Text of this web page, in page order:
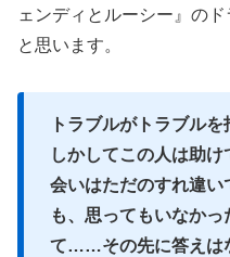
ェンディとルーシー』の
と思います。
トラブルがトラブル
しかしてこの人は助
会いはただのすれ違
も、思ってもいなか
て……その先に答えは